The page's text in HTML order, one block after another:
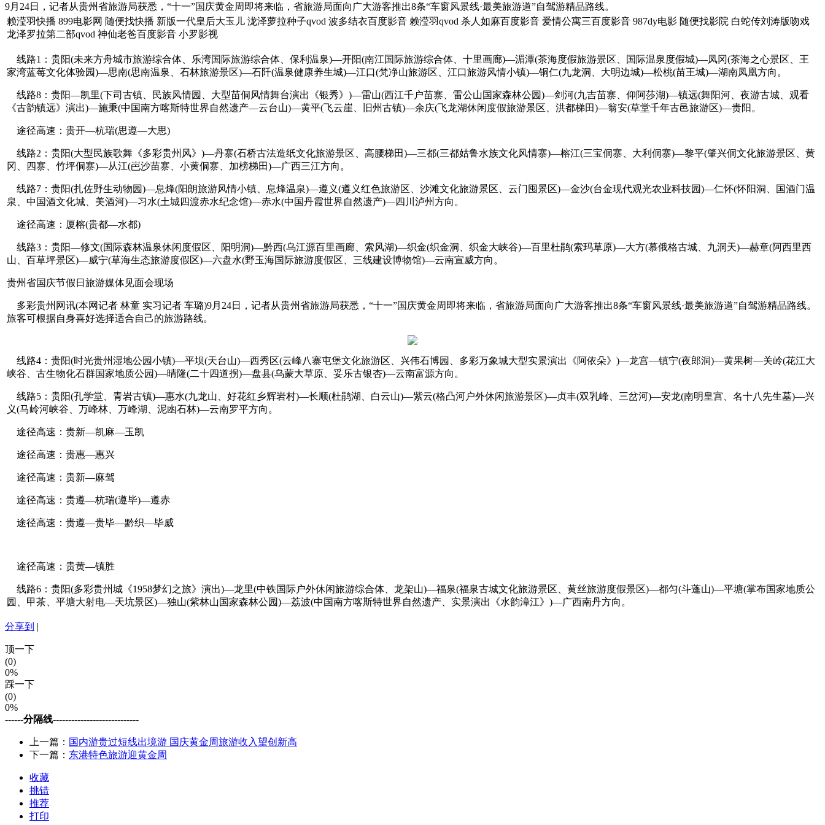
9月24日，记者从贵州省旅游局获悉，“十一”国庆黄金周即将来临，省旅游局面向广大游客推出8条“车窗风景线·最美旅游道”自驾游精品路线。
赖滢羽快播 899电影网 随便找快播 新版一代皇后大玉儿 泷泽萝拉种子qvod 波多结衣百度影音 赖滢羽qvod 杀人如麻百度影音 爱情公寓三百度影音 987dy电影 随便找影院 白蛇传刘涛版吻戏
龙泽罗拉第二部qvod 神仙老爸百度影音 小罗影视
线路1：贵阳(未来方舟城市旅游综合体、乐湾国际旅游综合体、保利温泉)—开阳(南江国际旅游综合体、十里画廊)—湄潭(茶海度假旅游景区、国际温泉度假城)—凤冈(茶海之心景区、王
家湾蓝莓文化体验园)—思南(思南温泉、石林旅游景区)—石阡(温泉健康养生城)—江口(梵净山旅游区、江口旅游风情小镇)—铜仁(九龙洞、大明边城)—松桃(苗王城)—湖南凤凰方向。
线路8：贵阳—凯里(下司古镇、民族风情园、大型苗侗风情舞台演出《银秀》)—雷山(西江千户苗寨、雷公山国家森林公园)—剑河(九吉苗寨、仰阿莎湖)—镇远(舞阳河、夜游古城、观看
《古韵镇远》演出)—施秉(中国南方喀斯特世界自然遗产—云台山)—黄平(飞云崖、旧州古镇)—余庆(飞龙湖休闲度假旅游景区、洪都梯田)—翁安(草堂千年古邑旅游区)—贵阳。
途径高速：贵开—杭瑞(思遵—大思)
线路2：贵阳(大型民族歌舞《多彩贵州风》)—丹寨(石桥古法造纸文化旅游景区、高腰梯田)—三都(三都姑鲁水族文化风情寨)—榕江(三宝侗寨、大利侗寨)—黎平(肇兴侗文化旅游景区、黄
冈、四寨、竹坪侗寨)—从江(岜沙苗寨、小黄侗寨、加榜梯田)—广西三江方向。
线路7：贵阳(扎佐野生动物园)—息烽(阳朗旅游风情小镇、息烽温泉)—遵义(遵义红色旅游区、沙滩文化旅游景区、云门囤景区)—金沙(台金现代观光农业科技园)—仁怀(怀阳洞、国酒门温
泉、中国酒文化城、美酒河)—习水(土城四渡赤水纪念馆)—赤水(中国丹霞世界自然遗产)—四川泸州方向。
途径高速：厦榕(贵都—水都)
线路3：贵阳—修文(国际森林温泉休闲度假区、阳明洞)—黔西(乌江源百里画廊、索风湖)—织金(织金洞、织金大峡谷)—百里杜鹃(索玛草原)—大方(慕俄格古城、九洞天)—赫章(阿西里西
山、百草坪景区)—威宁(草海生态旅游度假区)—六盘水(野玉海国际旅游度假区、三线建设博物馆)—云南宣威方向。
贵州省国庆节假日旅游媒体见面会现场
多彩贵州网讯(本网记者 林童 实习记者 车璐)9月24日，记者从贵州省旅游局获悉，“十一”国庆黄金周即将来临，省旅游局面向广大游客推出8条“车窗风景线·最美旅游道”自驾游精品路线。
旅客可根据自身喜好选择适合自己的旅游路线。
线路4：贵阳(时光贵州湿地公园小镇)—平坝(天台山)—西秀区(云峰八寨屯堡文化旅游区、兴伟石博园、多彩万象城大型实景演出《阿依朵》)—龙宫—镇宁(夜郎洞)—黄果树—关岭(花江大
峡谷、古生物化石群国家地质公园)—晴隆(二十四道拐)—盘县(乌蒙大草原、妥乐古银杏)—云南富源方向。
线路5：贵阳(孔学堂、青岩古镇)—惠水(九龙山、好花红乡辉岩村)—长顺(杜鹃湖、白云山)—紫云(格凸河户外休闲旅游景区)—贞丰(双乳峰、三岔河)—安龙(南明皇宫、名十八先生墓)—兴
义(马岭河峡谷、万峰林、万峰湖、泥凼石林)—云南罗平方向。
途径高速：贵新—凯麻—玉凯
途径高速：贵惠—惠兴
途径高速：贵新—麻驾
途径高速：贵遵—杭瑞(遵毕)—遵赤
途径高速：贵遵—贵毕—黔织—毕威
途径高速：贵黄—镇胜
线路6：贵阳(多彩贵州城《1958梦幻之旅》演出)—龙里(中铁国际户外休闲旅游综合体、龙架山)—福泉(福泉古城文化旅游景区、黄丝旅游度假景区)—都匀(斗蓬山)—平塘(掌布国家地质公
园、甲茶、平塘大射电—天坑景区)—独山(紫林山国家森林公园)—荔波(中国南方喀斯特世界自然遗产、实景演出《水韵漳江》)—广西南丹方向。
分享到 |
顶一下
(0)
0%
踩一下
(0)
0%
------分隔线----------------------------
上一篇： 国内游贵过短线出境游 国庆黄金周旅游收入望创新高
下一篇： 东港特色旅游迎黄金周
收藏
挑错
推荐
打印